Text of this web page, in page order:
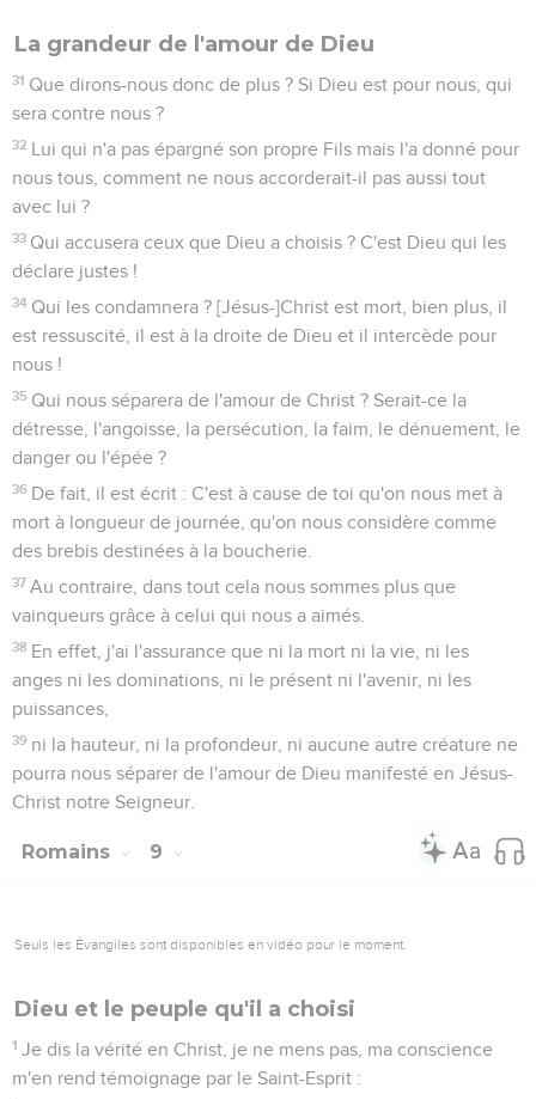
La grandeur de l'amour de Dieu
31 Que dirons-nous donc de plus ? Si Dieu est pour nous, qui
sera contre nous ?
32 Lui qui n'a pas épargné son propre Fils mais l'a donné pour
nous tous, comment ne nous accorderait-il pas aussi tout
avec lui ?
33 Qui accusera ceux que Dieu a choisis ? C'est Dieu qui les
déclare justes !
34 Qui les condamnera ? [Jésus-]Christ est mort, bien plus, il
est ressuscité, il est à la droite de Dieu et il intercède pour
nous !
35 Qui nous séparera de l'amour de Christ ? Serait-ce la
détresse, l'angoisse, la persécution, la faim, le dénuement, le
danger ou l'épée ?
36 De fait, il est écrit : C'est à cause de toi qu'on nous met à
mort à longueur de journée, qu'on nous considère comme
des brebis destinées à la boucherie.
37 Au contraire, dans tout cela nous sommes plus que
vainqueurs grâce à celui qui nous a aimés.
38 En effet, j'ai l'assurance que ni la mort ni la vie, ni les
anges ni les dominations, ni le présent ni l'avenir, ni les
puissances,
39 ni la hauteur, ni la profondeur, ni aucune autre créature ne
pourra nous séparer de l'amour de Dieu manifesté en Jésus-
Christ notre Seigneur.
Romains 9
Seuls les Évangiles sont disponibles en vidéo pour le moment.
Dieu et le peuple qu'il a choisi
1 Je dis la vérité en Christ, je ne mens pas, ma conscience
m'en rend témoignage par le Saint-Esprit :